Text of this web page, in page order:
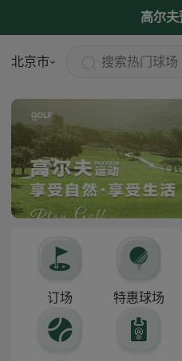
高尔夫
北京市 搜索热门球场
订场 特惠球场